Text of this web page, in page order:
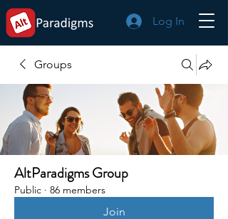
Log In
Groups
AltParadigms Group
Public · 86 members
Join